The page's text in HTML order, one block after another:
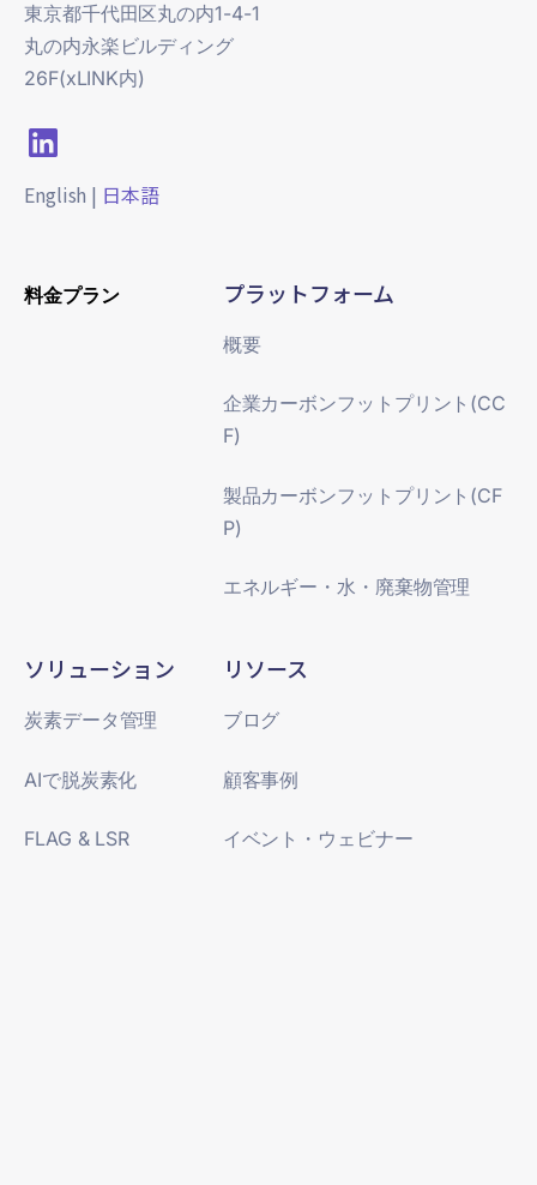
東京都千代田区丸の内1-4-1
丸の内永楽ビルディング
26F(xLINK内)
English | 日本語
料金プラン プラットフォーム
概要
企業カーボンフットプリント(CC
F)
製品カーボンフットプリント(CF
P)
エネルギー・水・廃棄物管理
ソリューション
炭素データ管理
AIで脱炭素化
FLAG & LSR
リソース
ブログ
顧客事例
イベント・ウェビナー